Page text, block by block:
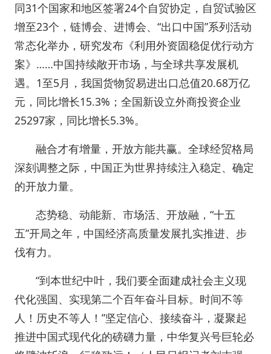
同31个国家和地区签署24个自贸协定，自贸试验区
增至23个，链博会、进博会、“出口中国”系列活动
常态化举办，研究发布《利用外资固稳促优行动方
案》……中国持续敞开市场，与全球共享发展机
遇。1至5月，我国货物贸易进出口总值20.68万亿
元，同比增长15.3%；全国新设立外商投资企业
25297家，同比增长5.3%。
融合才有增量，开放方能共赢。全球经贸格局
深刻调整之际，中国正为世界持续注入稳定、确定
的开放力量。
态势稳、动能新、市场活、开放融，“十五
五”开局之年，中国经济高质量发展扎实推进、步
伐有力。
“到本世纪中叶，我们要全面建成社会主义现
代化强国、实现第二个百年奋斗目标。时间不等
人！历史不等人！”坚定信心、接续奋斗，凝聚起
推进中国式现代化的磅礴力量，中华复兴号巨轮必